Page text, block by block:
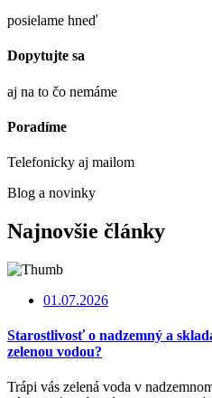
posielame hneď
Dopytujte sa
aj na to čo nemáme
Poradíme
Telefonicky aj mailom
Blog a novinky
Najnovšie články
01.07.2026
Starostlivosť o nadzemný a
zelenou vodou?
Trápi vás zelená voda v